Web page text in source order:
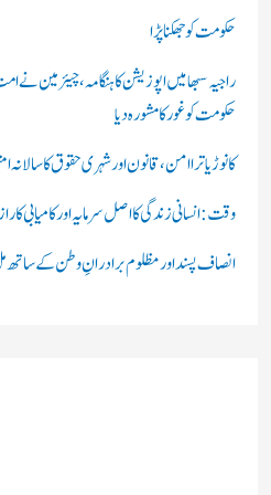
ں
:
حکومت کو جھکنا پڑا
راجیہ سبھا میں اپوزیشن کا ہنگامہ، چیئرمین
حکومت کو غور کا مشورہ دیا
کانوڑ یاترا امن،قانون اور شہری حقوق کا سالانہ
وقت: انسانی زندگی کا اصل سرمایہ اور کامیابی کا
انصاف پسند اور مظلوم برادرانِ وطن کے ساتھ